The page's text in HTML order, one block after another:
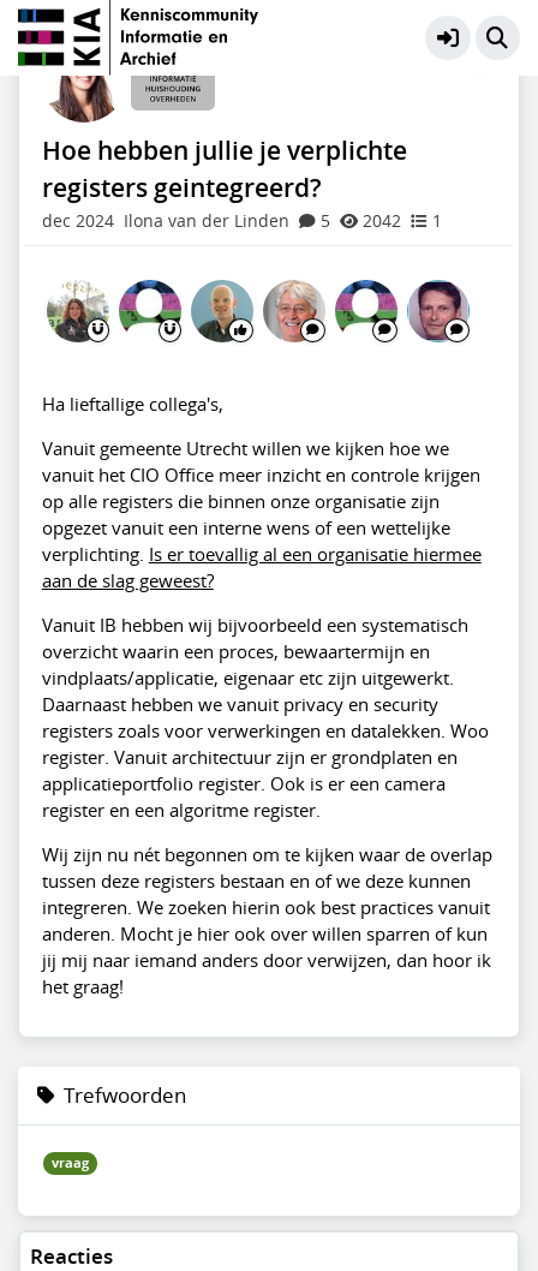
Informatiehuishouding Overheden
Hoe hebben jullie je verplichte
registers geintegreerd?
dec 2024 Ilona van der Linden 5 2042 1
Ha lieftallige collega's,
Vanuit gemeente Utrecht willen we kijken hoe we
vanuit het CIO Office meer inzicht en controle krijgen
op alle registers die binnen onze organisatie zijn
opgezet vanuit een interne wens of een wettelijke
verplichting. Is er toevallig al een organisatie hiermee
aan de slag geweest?
Vanuit IB hebben wij bijvoorbeeld een systematisch
overzicht waarin een proces, bewaartermijn en
vindplaats/applicatie, eigenaar etc zijn uitgewerkt.
Daarnaast hebben we vanuit privacy en security
registers zoals voor verwerkingen en datalekken. Woo
register. Vanuit architectuur zijn er grondplaten en
applicatieportfolio register. Ook is er een camera
register en een algoritme register.
Wij zijn nu nét begonnen om te kijken waar de overlap
tussen deze registers bestaan en of we deze kunnen
integreren. We zoeken hierin ook best practices vanuit
anderen. Mocht je hier ook over willen sparren of kun
jij mij naar iemand anders door verwijzen, dan hoor ik
het graag!
Trefwoorden
vraag
Reacties